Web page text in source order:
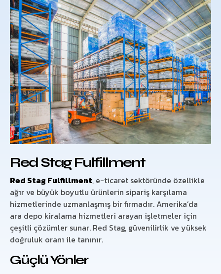
Red Stag Fulfillment
Red Stag Fulfillment, e-ticaret sektöründe özellikle
ağır ve büyük boyutlu ürünlerin sipariş karşılama
hizmetlerinde uzmanlaşmış bir firmadır. Amerika’da
ara depo kiralama hizmetleri arayan işletmeler için
çeşitli çözümler sunar. Red Stag, güvenilirlik ve yüksek
doğruluk oranı ile tanınır.
Güçlü Yönler